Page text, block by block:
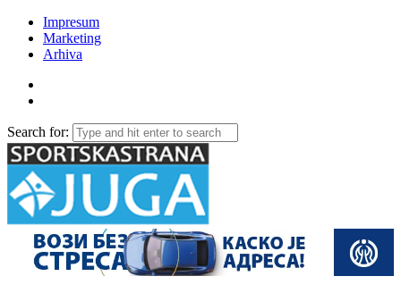
Impresum
Marketing
Arhiva
Search for: